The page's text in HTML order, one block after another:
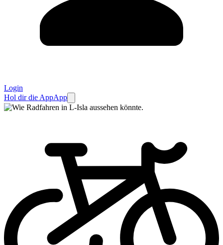
Login
Hol dir die AppApp